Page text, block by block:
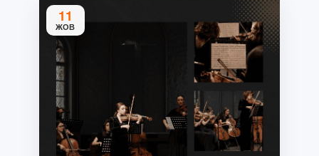
11
ЖОВ